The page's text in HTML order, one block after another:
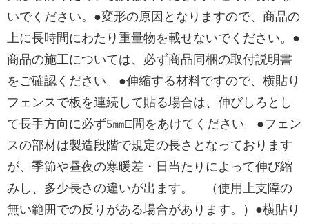
いでください。●変形の原因となりますので、商品の
上に長時間にわたり重量物を載せないでください。●
商品の施工については、必ず商品同梱の取付説明書
をご確認ください。●伸縮する材料ですので、横貼り
フェンスで板を連続して貼る場合は、伸びしろとし
て長手方向に必ず5㎜□間をあけてください。●フェン
スの部材は製造段階で規定の長さとなっております
が、季節や昼夜の寒暖差・日当たりによって伸び縮
みし、多少長さの違いが出ます。 （使用上支障の
無い範囲での反りがある場合があります。）●横貼り